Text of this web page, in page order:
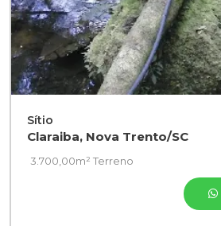
Sítio
Claraiba, Nova Trento/SC
3.700,00m² Terreno